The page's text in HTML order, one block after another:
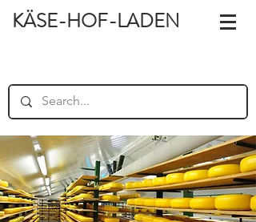
KÄSE-HOF-LADEN